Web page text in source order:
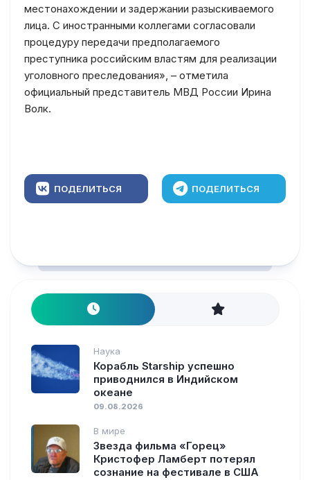
местонахождении и задержании разыскиваемого
лица. С иностранными коллегами согласовали
процедуру передачи предполагаемого
преступника российским властям для реализации
уголовного преследования», – отметила
официальный представитель МВД России Ирина
Волк.
ПОДЕЛИТЬСЯ ПОДЕЛИТЬСЯ
Наука
Корабль Starship успешно
приводнился в Индийском
океане
09.08.2026
В мире
Звезда фильма «Горец»
Кристофер Ламберт потерял
сознание на фестивале в США